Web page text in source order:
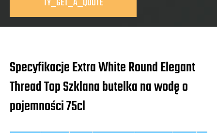
Specyfikacje Extra White Round Elegant
Thread Top Szklana butelka na wodę o
pojemności 75cl